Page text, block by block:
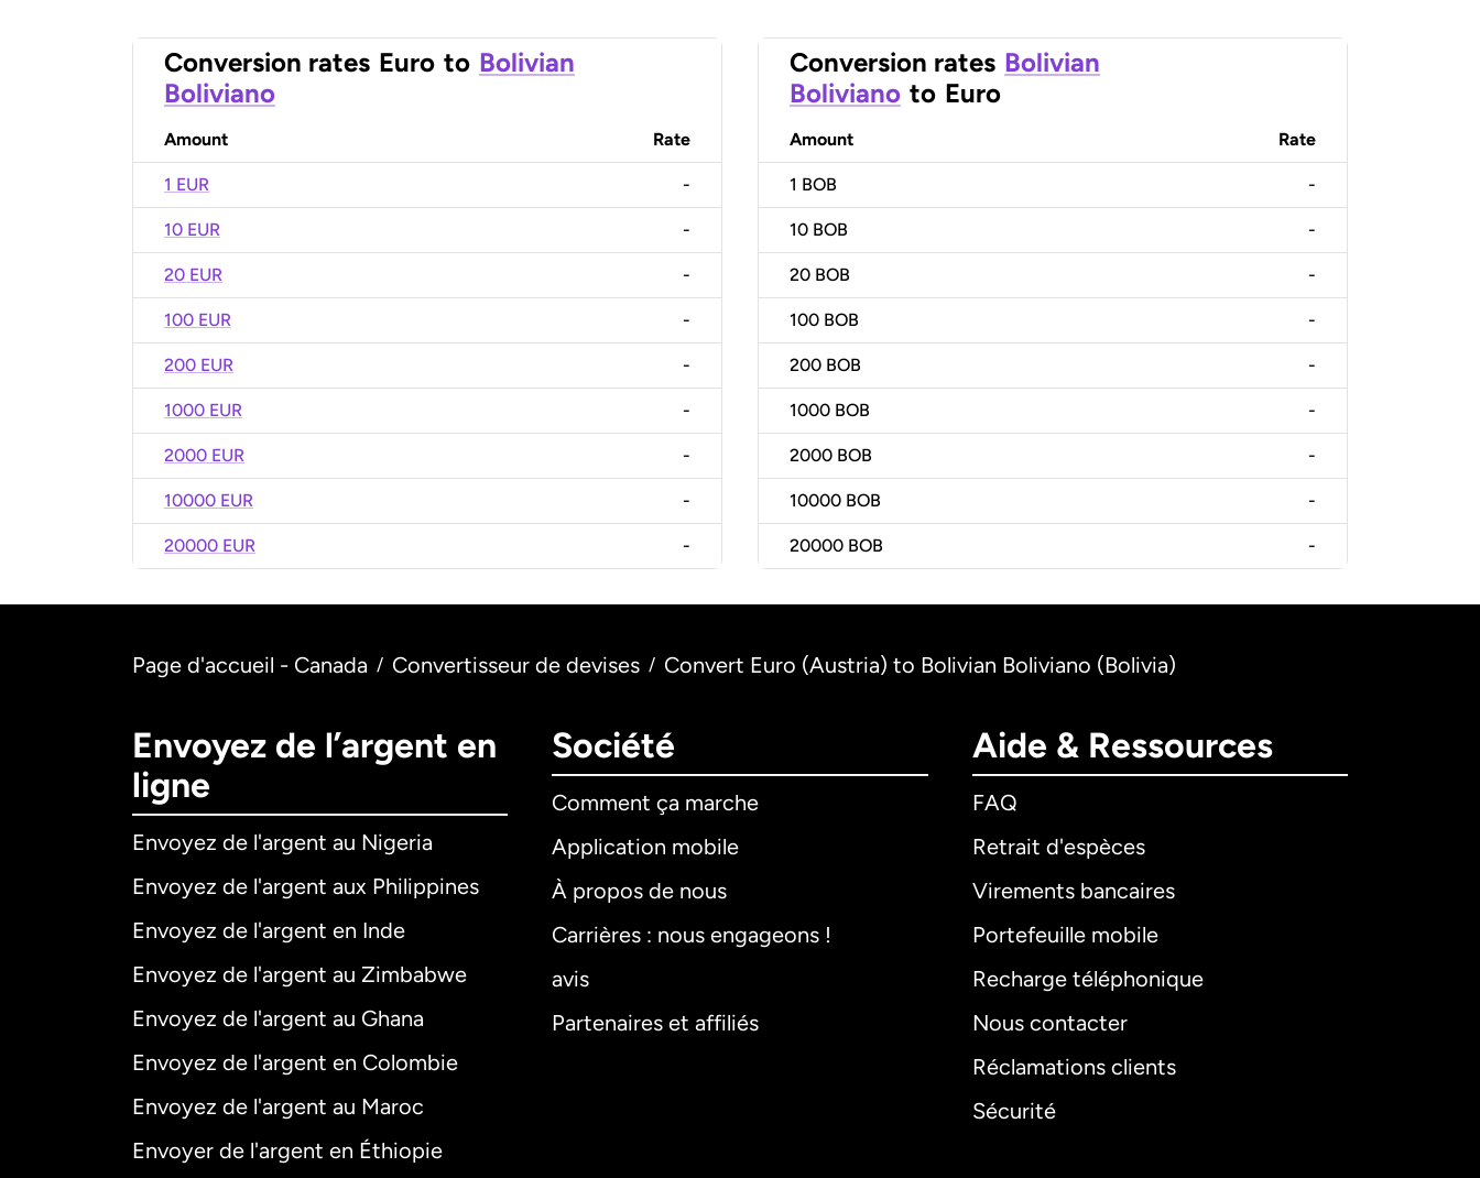
Conversion rates Euro to Bolivian
Boliviano
Amount Rate
1 EUR -
10 EUR -
20 EUR -
100 EUR -
200 EUR -
1000 EUR -
2000 EUR -
10000 EUR -
20000 EUR -
Conversion rates Bolivian
Boliviano to Euro
Amount Rate
1 BOB -
10 BOB -
20 BOB -
100 BOB -
200 BOB -
1000 BOB -
2000 BOB -
10000 BOB -
20000 BOB -
Page d'accueil - Canada / Convertisseur de devises / Convert Euro (Austria) to Bolivian Boliviano (Bolivia)
Envoyez de l’argent en
ligne
Envoyez de l'argent au Nigeria
Envoyez de l'argent aux Philippines
Envoyez de l'argent en Inde
Envoyez de l'argent au Zimbabwe
Envoyez de l'argent au Ghana
Envoyez de l'argent en Colombie
Envoyez de l'argent au Maroc
Envoyer de l'argent en Éthiopie
Société
Comment ça marche
Application mobile
À propos de nous
Carrières : nous engageons !
avis
Partenaires et affiliés
Aide & Ressources
FAQ
Retrait d'espèces
Virements bancaires
Portefeuille mobile
Recharge téléphonique
Nous contacter
Réclamations clients
Sécurité